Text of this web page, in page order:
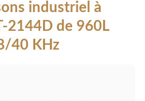
industriel à
2144D de 960L
40 KHz